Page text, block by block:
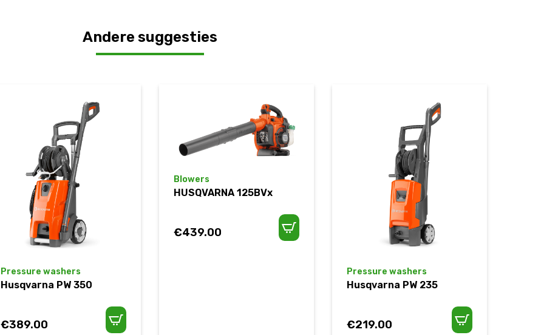
Andere suggesties
Pressure washers
Husqvarna PW 350
€389.00
Blowers
HUSQVARNA 125BVx
€439.00
Pressure washers
Husqvarna PW 235
€219.00